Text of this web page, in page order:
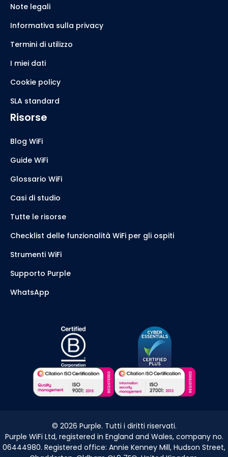
Note legali
Informativa sulla privacy
Termini di utilizzo
I miei dati
Cookie policy
SLA standard
Risorse
Blog WiFi
Guide WiFi
Glossario WiFi
Casi di studio
Tutte le risorse
Checklist delle funzionalità WiFi per gli ospiti
Strumenti WiFi
Supporto Purple
WhatsApp
© 2026 Purple. Tutti i diritti riservati.
Purple WiFi Ltd, registered in England and Wales, company no.
06444980. Registered office: Annie Kenney Mill, Hudson Street,